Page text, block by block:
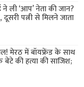
ली ‘आप’ नेता की जान?
पत्नी से मिलने जाता
मेरठ में बॉयफ्रेंड के साथ
की हत्या की साजिश;